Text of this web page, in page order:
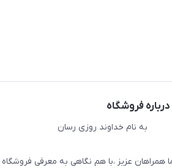
فروشگاه
خداوند روزی رسان
همراهان عزیز ،با هم نگاهی به معرفی فروشگاه